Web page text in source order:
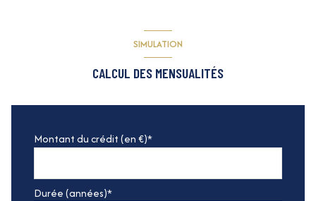
SIMULATION
CALCUL DES MENSUALITÉS
Montant du crédit (en €)*
Durée (années)*